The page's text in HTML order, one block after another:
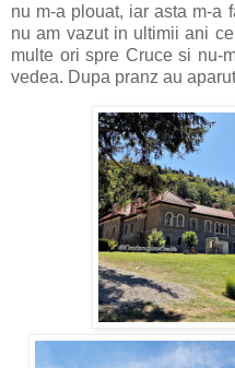
nu m-a plouat, iar asta m-a
nu am vazut in ultimii ani
multe ori spre Cruce si nu-
vedea. Dupa pranz au